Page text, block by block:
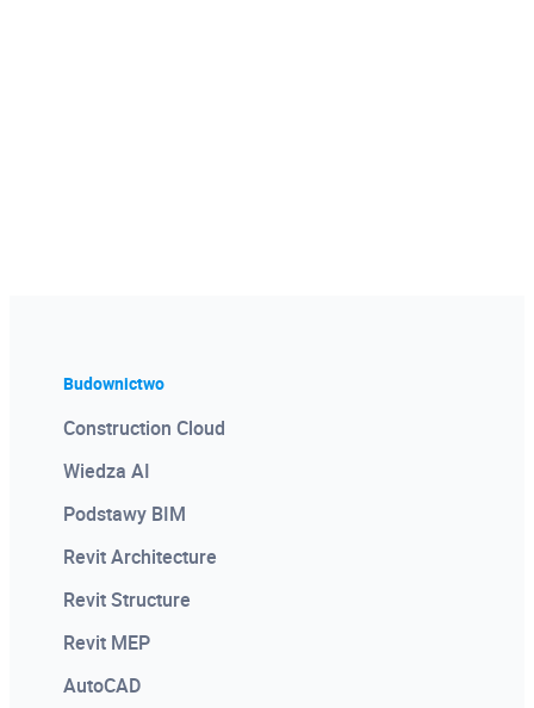
Budownictwo
Construction Cloud
Wiedza AI
Podstawy BIM
Revit Architecture
Revit Structure
Revit MEP
AutoCAD